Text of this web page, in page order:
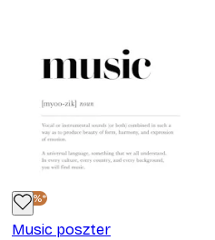
-40%*
Music poszter